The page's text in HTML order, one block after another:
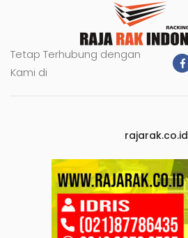
Tetap Terhubung dengan
Kami di
rajarak.co.id